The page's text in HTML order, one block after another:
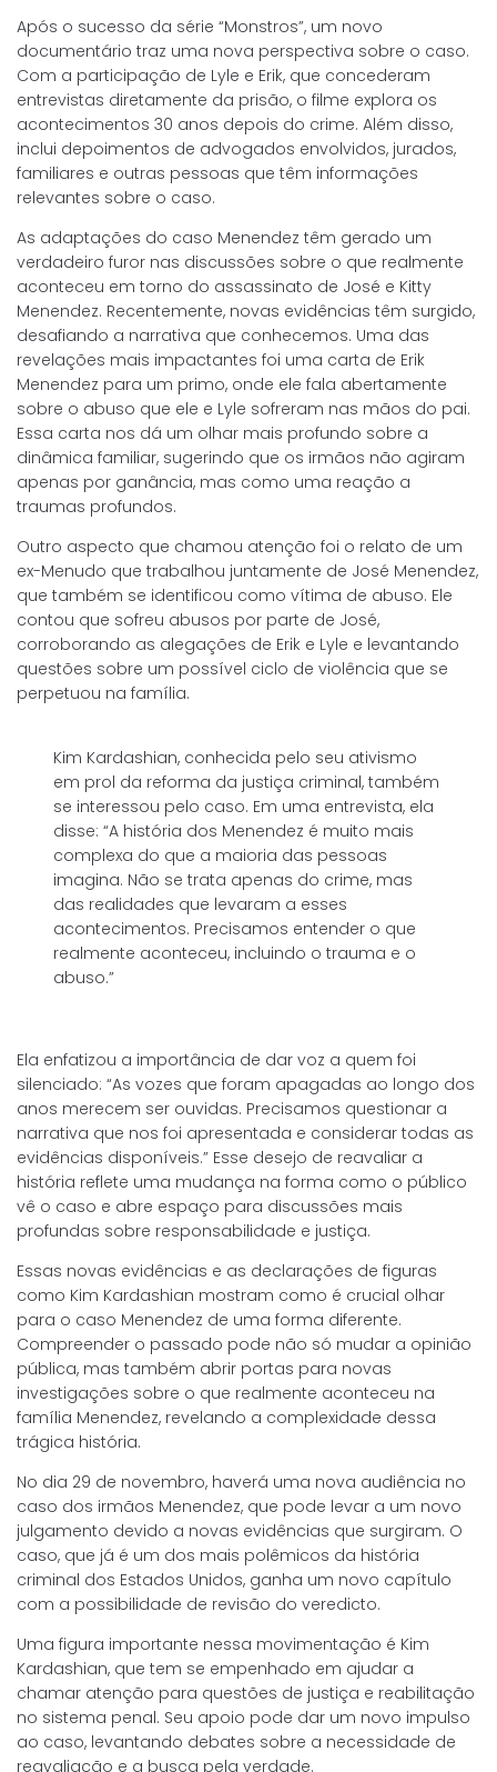
Após o sucesso da série “Monstros”, um novo
documentário traz uma nova perspectiva sobre o caso.
Com a participação de Lyle e Erik, que concederam
entrevistas diretamente da prisão, o filme explora os
acontecimentos 30 anos depois do crime. Além disso,
inclui depoimentos de advogados envolvidos, jurados,
familiares e outras pessoas que têm informações
relevantes sobre o caso.
As adaptações do caso Menendez têm gerado um
verdadeiro furor nas discussões sobre o que realmente
aconteceu em torno do assassinato de José e Kitty
Menendez. Recentemente, novas evidências têm surgido,
desafiando a narrativa que conhecemos. Uma das
revelações mais impactantes foi uma carta de Erik
Menendez para um primo, onde ele fala abertamente
sobre o abuso que ele e Lyle sofreram nas mãos do pai.
Essa carta nos dá um olhar mais profundo sobre a
dinâmica familiar, sugerindo que os irmãos não agiram
apenas por ganância, mas como uma reação a
traumas profundos.
Outro aspecto que chamou atenção foi o relato de um
ex-Menudo que trabalhou juntamente de José Menendez,
que também se identificou como vítima de abuso. Ele
contou que sofreu abusos por parte de José,
corroborando as alegações de Erik e Lyle e levantando
questões sobre um possível ciclo de violência que se
perpetuou na família.
Kim Kardashian, conhecida pelo seu ativismo
em prol da reforma da justiça criminal, também
se interessou pelo caso. Em uma entrevista, ela
disse: “A história dos Menendez é muito mais
complexa do que a maioria das pessoas
imagina. Não se trata apenas do crime, mas
das realidades que levaram a esses
acontecimentos. Precisamos entender o que
realmente aconteceu, incluindo o trauma e o
abuso.”
Ela enfatizou a importância de dar voz a quem foi
silenciado: “As vozes que foram apagadas ao longo dos
anos merecem ser ouvidas. Precisamos questionar a
narrativa que nos foi apresentada e considerar todas as
evidências disponíveis.” Esse desejo de reavaliar a
história reflete uma mudança na forma como o público
vê o caso e abre espaço para discussões mais
profundas sobre responsabilidade e justiça.
Essas novas evidências e as declarações de figuras
como Kim Kardashian mostram como é crucial olhar
para o caso Menendez de uma forma diferente.
Compreender o passado pode não só mudar a opinião
pública, mas também abrir portas para novas
investigações sobre o que realmente aconteceu na
família Menendez, revelando a complexidade dessa
trágica história.
No dia 29 de novembro, haverá uma nova audiência no
caso dos irmãos Menendez, que pode levar a um novo
julgamento devido a novas evidências que surgiram. O
caso, que já é um dos mais polêmicos da história
criminal dos Estados Unidos, ganha um novo capítulo
com a possibilidade de revisão do veredicto.
Uma figura importante nessa movimentação é Kim
Kardashian, que tem se empenhado em ajudar a
chamar atenção para questões de justiça e reabilitação
no sistema penal. Seu apoio pode dar um novo impulso
ao caso, levantando debates sobre a necessidade de
reavaliação e a busca pela verdade.